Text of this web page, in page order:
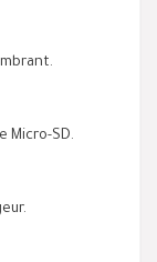
Micro-SD.